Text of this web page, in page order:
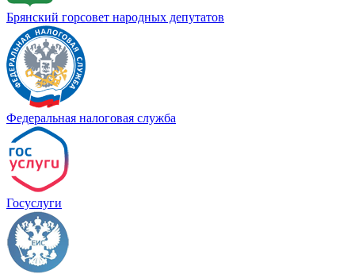
Брянский горсовет народных депутатов
Федеральная налоговая служба
Госуслуги